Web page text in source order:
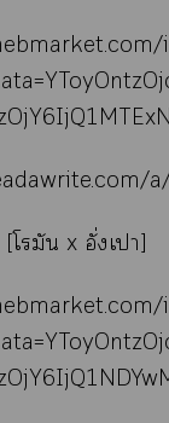
รมัน x อั่งเปา]